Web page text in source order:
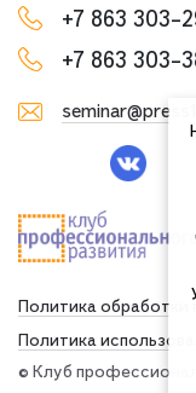
Политика обработки
Политика
© Клуб
+7 863 303-
+7 863 303-